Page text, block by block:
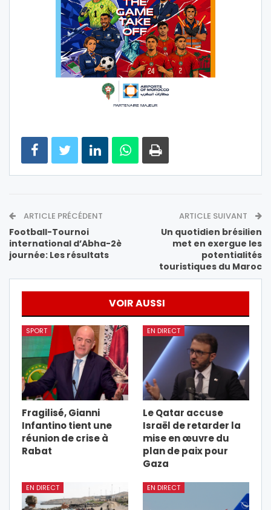
ARTICLE PRÉCÉDENT
Football-Tournoi
international d’Abha-2è
journée: Les résultats
ARTICLE SUIVANT
Un quotidien brésilien
met en exergue les
potentialités
touristiques du Maroc
VOIR AUSSI
SPORT
Fragilisé, Gianni
Infantino tient une
réunion de crise à
Rabat
EN DIRECT
Le Qatar accuse
Israël de retarder la
mise en œuvre du
plan de paix pour
Gaza
EN DIRECT EN DIRECT